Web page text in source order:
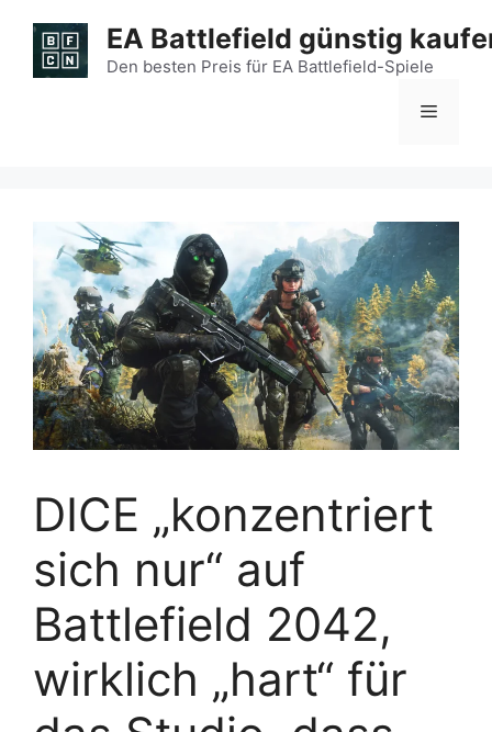
Inhalt
springen
EA Battlefield günstig
Den besten Preis für EA Battlefield-Spiele
Menü
DICE „konzentriert
sich nur“ auf
Battlefield 2042,
wirklich „hart“ für